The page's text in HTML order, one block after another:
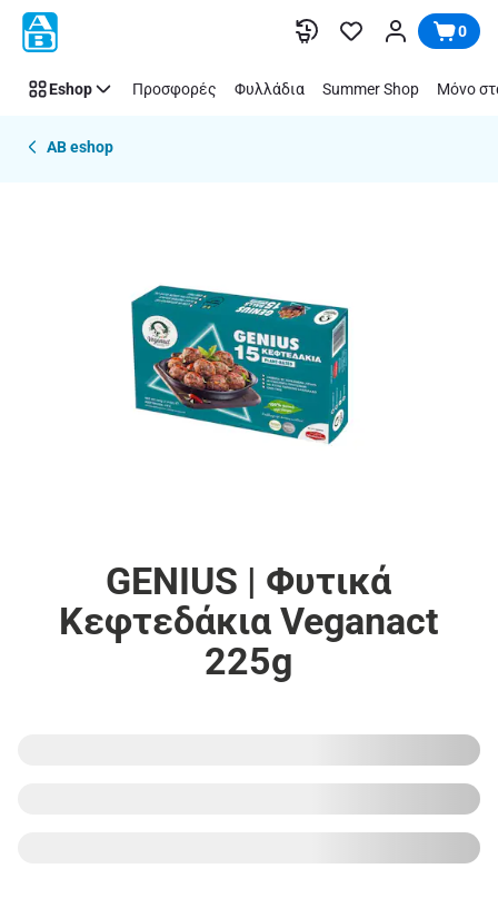
Παράλειψη 0
Eshop Προσφορές Φυλλάδια Summer Shop Μόνο
AB eshop
GENIUS | Φυτικά
Κεφτεδάκια Veganact
225g